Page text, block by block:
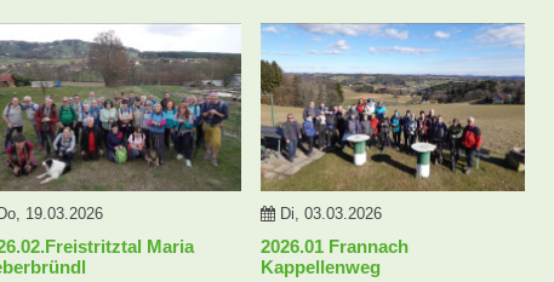
19.03.2026
Maria
Di, 03.03.2026
2026.01 Frannach
Kappellenweg